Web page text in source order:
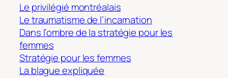
Le privilégié montréalais
Le traumatisme de l’incarnation
Dans l’ombre de la stratégie pour les
femmes
Stratégie pour les femmes
La blague expliquée